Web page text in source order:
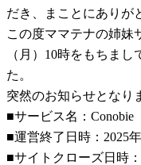
だき、まことにありが
この度ママテナの姉妹
（月）10時をもちま
た。
突然のお知らせとなり
■サービス名：Conobie
■運営終了日時：2025
■サイトクローズ日時